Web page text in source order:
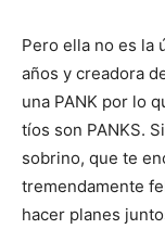
Pero ella no es la
años y creadora
una PANK por lo
tíos son PANKS.
sobrino, que te
tremendamente
hacer planes